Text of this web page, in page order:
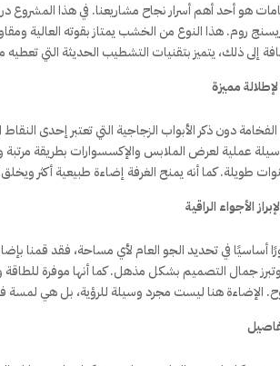
هو أحد أهم أسرار نجاح مشاريعنا. في هذا المشروع
روم. هذا النوع من الخشب يمتاز بقوته العالية
إلى ذلك، يتميز بتقنيات التشطيب الحديثة التي
مميزة
دون ذكر الأبواب الزجاجية التي تعتبر إحدى
عملية لعرض الملابس والإكسسوارات بطريقة
طويلة. كما أنه يمنح الغرفة إضاءة طبيعية أكثر
أساسيًا في تحديد الجو العام لأي مساحة، فقد قمنا
وتبرز جمال التصميم بشكل مذهل. كما أنها موفرة
الإضاءة هنا ليست مجرد وسيلة للرؤية، بل هي لمسة